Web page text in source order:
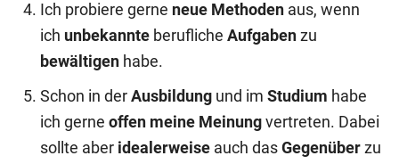
Ich probiere gerne neue Methoden aus, wenn
ich unbekannte berufliche Aufgaben zu
bewältigen habe.
Schon in der Ausbildung und im Studium habe
ich gerne offen meine Meinung vertreten. Dabei
sollte aber idealerweise auch das Gegenüber zu